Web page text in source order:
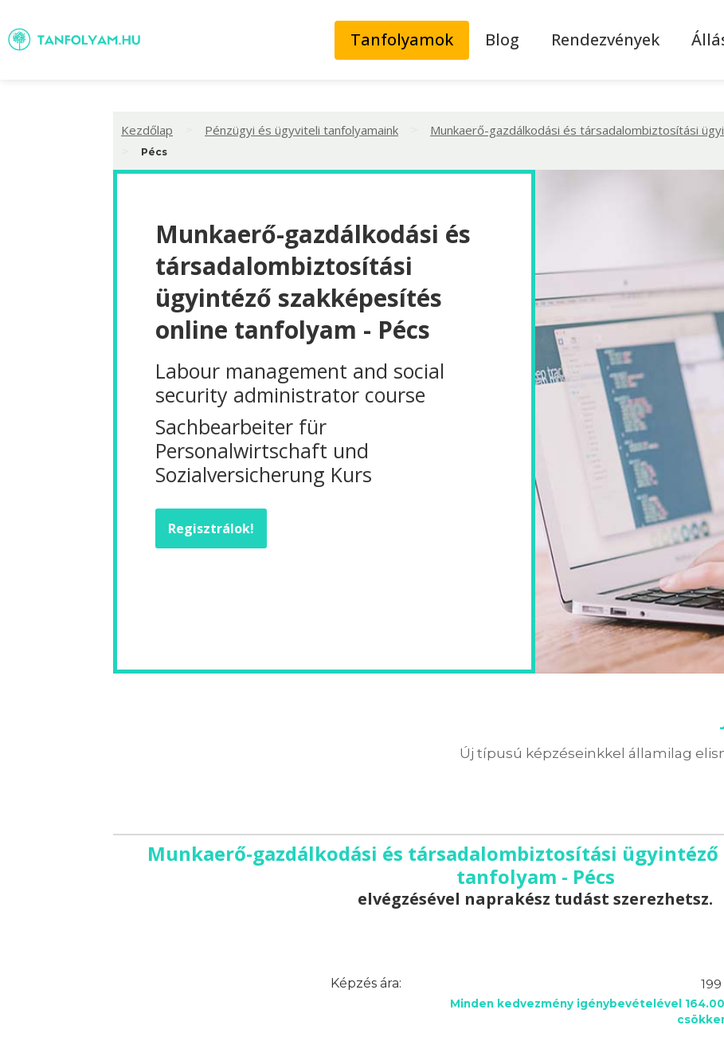
Tanfolyamok Blog Rendezvények
Kezdőlap Pénzügyi és ügyviteli tanfolyamaink Munkaerő-gazdálkodási és társadalombiztosítási
Pécs
Munkaerő-gazdálkodási és
társadalombiztosítási
ügyintéző szakképesítés
online tanfolyam - Pécs
Labour management and social
security administrator course
Sachbearbeiter für
Personalwirtschaft und
Sozialversicherung Kurs
Regisztrálok!
Új típusú képzéseinkkel államilag
Munkaerő-gazdálkodási és társadalombiztosítási
tanfolyam - Pécs
elvégzésével naprakész tudást szerezhetsz.
Képzés ára:
Minden kedvezmény igénybevételével